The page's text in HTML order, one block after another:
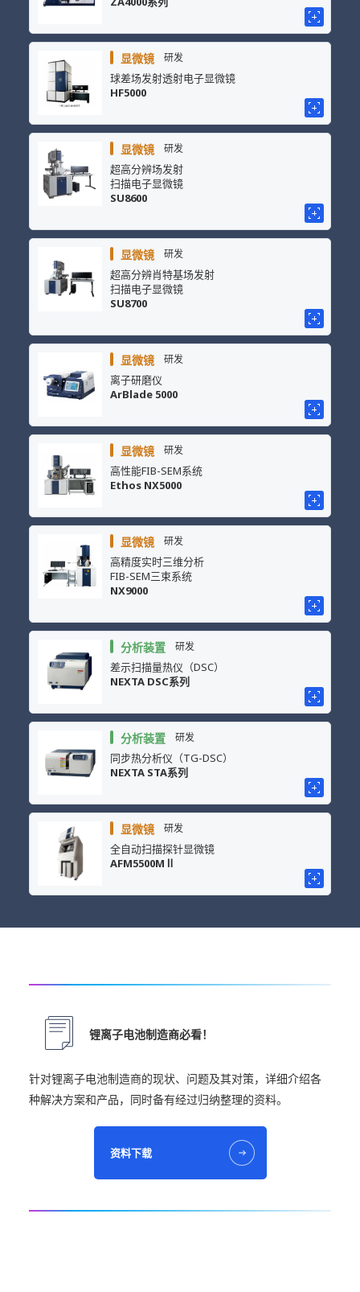
显微镜 研发
球差场发射透射电子显微镜
HF5000
显微镜 研发
超高分辨场发射
扫描电子显微镜
SU8600
显微镜 研发
超高分辨肖特基场发射
扫描电子显微镜
SU8700
显微镜 研发
离子研磨仪
ArBlade 5000
显微镜 研发
高性能FIB-SEM系统
Ethos NX5000
显微镜 研发
高精度实时三维分析
FIB-SEM三束系统
NX9000
分析装置 研发
差示扫描量热仪（DSC）
NEXTA DSC系列
分析装置 研发
同步热分析仪（TG-DSC）
NEXTA STA系列
显微镜 研发
全自动扫描探针显微镜
AFM5500MⅡ
锂离子电池制造商必看！
针对锂离子电池制造商的现状、问题及其对策，详细介绍各
种解决方案和产品，同时备有经过归纳整理的资料。
资料下载